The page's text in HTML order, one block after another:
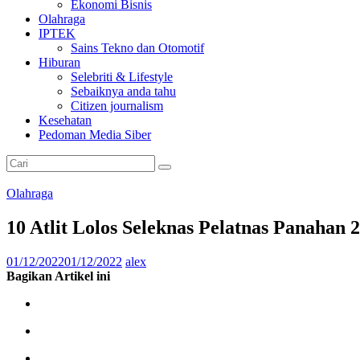
Ekonomi Bisnis
Olahraga
IPTEK
Sains Tekno dan Otomotif
Hiburan
Selebriti & Lifestyle
Sebaiknya anda tahu
Citizen journalism
Kesehatan
Pedoman Media Siber
Olahraga
10 Atlit Lolos Seleknas Pelatnas Panahan
01/12/202201/12/2022 alex
Bagikan Artikel ini